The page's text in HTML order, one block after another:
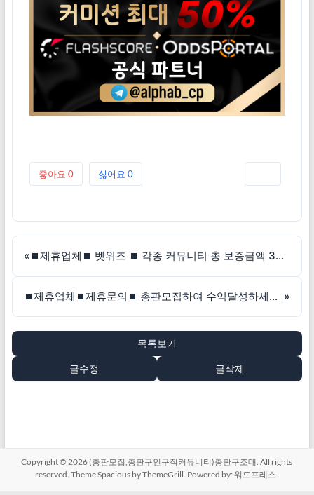
좋아요 0 싫어요 0
« ⏹제휴업체⏹ 벳위즈 ⏹ 각종 커뮤니티 총 보증금액 30억 이상 / 무제재!!
⏹제휴업체⏹제휴문의⏹ 총판모집하여 수익달성하세요!! »
목록보기
글수정 글삭제
Copyright © 2026(총판모집,총판구인구직커뮤니티)총판구조대. All rights
reserved. ThemeSpacious by ThemeGrill. Powered by:워드프레스.